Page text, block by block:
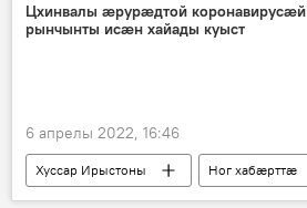
Цхинвалы ӕрурӕдтой коронавирусӕй
рынчынты исӕн хайады куыст
6 апрелы 2022, 16:46
Хуссар Ирыстоны Ног хабӕрттӕ